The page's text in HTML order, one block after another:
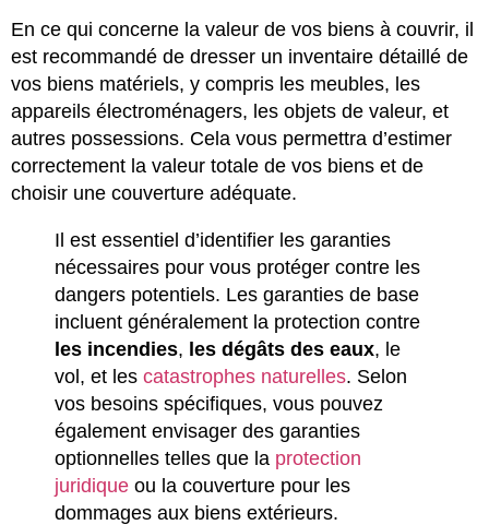
En ce qui concerne la valeur de vos biens à couvrir, il
est recommandé de dresser un inventaire détaillé de
vos biens matériels, y compris les meubles, les
appareils électroménagers, les objets de valeur, et
autres possessions. Cela vous permettra d’estimer
correctement la valeur totale de vos biens et de
choisir une couverture adéquate.
Il est essentiel d’identifier les garanties
nécessaires pour vous protéger contre les
dangers potentiels. Les garanties de base
incluent généralement la protection contre
les incendies, les dégâts des eaux, le
vol, et les catastrophes naturelles. Selon
vos besoins spécifiques, vous pouvez
également envisager des garanties
optionnelles telles que la protection
juridique ou la couverture pour les
dommages aux biens extérieurs.